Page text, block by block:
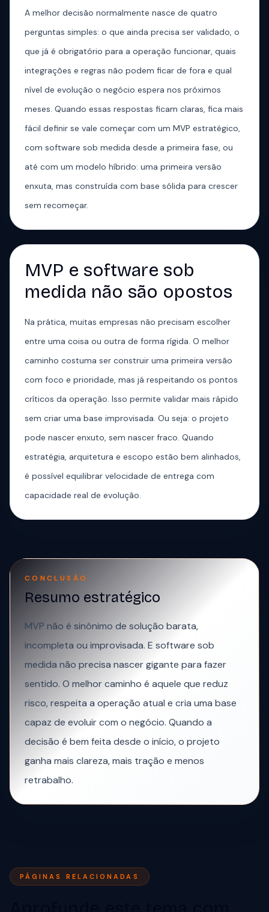
A melhor decisão normalmente nasce de quatro
perguntas simples: o que ainda precisa ser validado, o
que já é obrigatório para a operação funcionar, quais
integrações e regras não podem ficar de fora e qual
nível de evolução o negócio espera nos próximos
meses. Quando essas respostas ficam claras, fica mais
fácil definir se vale começar com um MVP estratégico,
com software sob medida desde a primeira fase, ou
até com um modelo híbrido: uma primeira versão
enxuta, mas construída com base sólida para crescer
sem recomeçar.
MVP e software sob
medida não são opostos
Na prática, muitas empresas não precisam escolher
entre uma coisa ou outra de forma rígida. O melhor
caminho costuma ser construir uma primeira versão
com foco e prioridade, mas já respeitando os pontos
críticos da operação. Isso permite validar mais rápido
sem criar uma base improvisada. Ou seja: o projeto
pode nascer enxuto, sem nascer fraco. Quando
estratégia, arquitetura e escopo estão bem alinhados,
é possível equilibrar velocidade de entrega com
capacidade real de evolução.
CONCLUSÃO
Resumo estratégico
MVP não é sinônimo de solução barata,
incompleta ou improvisada. E software sob
medida não precisa nascer gigante para fazer
sentido. O melhor caminho é aquele que reduz
risco, respeita a operação atual e cria uma base
capaz de evoluir com o negócio. Quando a
decisão é bem feita desde o início, o projeto
ganha mais clareza, mais tração e menos
retrabalho.
PÁGINAS RELACIONADAS